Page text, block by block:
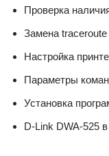
Проверка
Замена
Настройка
Параметры
Установка
D-Link DWA-525